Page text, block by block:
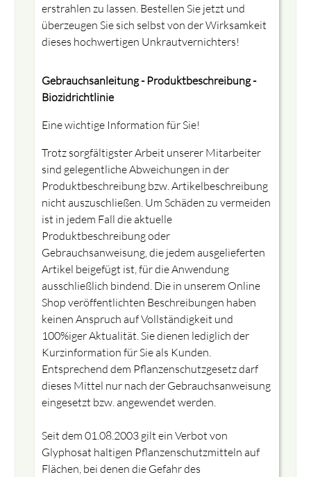
erstrahlen zu lassen. Bestellen Sie jetzt und
überzeugen Sie sich selbst von der Wirksamkeit
dieses hochwertigen Unkrautvernichters!
Gebrauchsanleitung - Produktbeschreibung -
Biozidrichtlinie
Eine wichtige Information für Sie!
Trotz sorgfältigster Arbeit unserer Mitarbeiter
sind gelegentliche Abweichungen in der
Produktbeschreibung bzw. Artikelbeschreibung
nicht auszuschließen. Um Schäden zu vermeiden
ist in jedem Fall die aktuelle
Produktbeschreibung oder
Gebrauchsanweisung, die jedem ausgelieferten
Artikel beigefügt ist, für die Anwendung
ausschließlich bindend. Die in unserem Online
Shop veröffentlichten Beschreibungen haben
keinen Anspruch auf Vollständigkeit und
100%iger Aktualität. Sie dienen lediglich der
Kurzinformation für Sie als Kunden.
Entsprechend dem Pflanzenschutzgesetz darf
dieses Mittel nur nach der Gebrauchsanweisung
eingesetzt bzw. angewendet werden.
Seit dem 01.08.2003 gilt ein Verbot von
Glyphosat haltigen Pflanzenschutzmitteln auf
Flächen, bei denen die Gefahr des